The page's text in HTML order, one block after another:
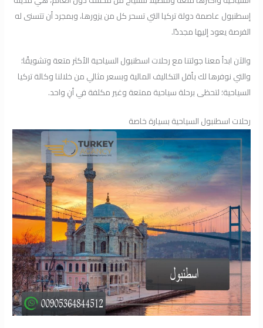
إسطنبول عاصمة دولة تركيا التي تسحر كل من يزورها، وبمجرد أن تتسنى له
الفرصة يعود إليها مجددًا.
والآن ابدأ معنا جولتنا مع رحلات اسطنبول السياحية الأكثر متعة وتشويقًا؛
والتي نوفرها لك بأقل التكاليف المالية وبسعر مثالي من خلالنا وكالة تركيا
السياحية؛ لتحظى برحلة سياحية ممتعة وغير مكلفة في أنِ واحد.
رحلات اسطنبول السياحية بسيارة خاصة